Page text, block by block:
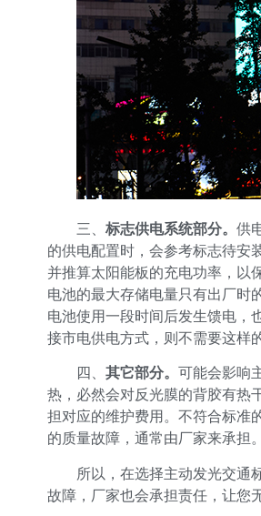
三、 标志供电系统部分。 供
的供电配置时，会参考标志待安
并推算太阳能板的充电功率，以
电池的最大存储电量只有出厂时
电池使用一段时间后发生馈电
接市电供电方式，则不需要这样
四、 其它部分。 可能会影响
热，必然会对反光膜的背胶有热
担对应的维护费用。不符合标准
的质量故障，通常由厂家来承担。
所以，在选择主动发光交通
故障，厂家也会承担责任，让您